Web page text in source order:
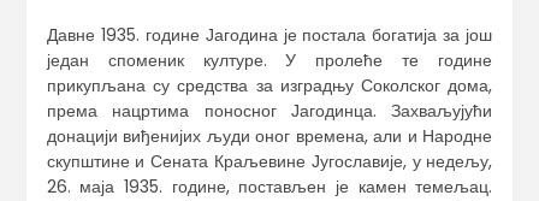
Давне 1935. године Јагодина је постала богатија за још
један споменик културе. У пролеће те године
прикупљана су средства за изградњу Соколског дома,
према нацртима поносног Јагодинца. Захваљујући
донацији виђенијих људи оног времена, али и Народне
скупштине и Сената Краљевине Југославије, у недељу,
26. маја 1935. године, постављен је камен темељац.